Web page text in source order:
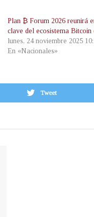
Plan ₿ Forum 2026 reunirá
clave del ecosistema Bitcoin
lunes, 24 noviembre 2025
En «Nacionales»
Tweet